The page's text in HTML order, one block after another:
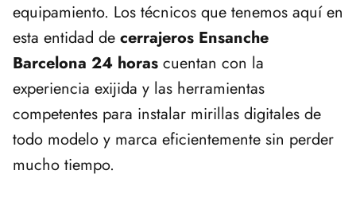
equipamiento. Los técnicos que tenemos aquí en
esta entidad de cerrajeros Ensanche
Barcelona 24 horas cuentan con la
experiencia exijida y las herramientas
competentes para instalar mirillas digitales de
todo modelo y marca eficientemente sin perder
mucho tiempo.